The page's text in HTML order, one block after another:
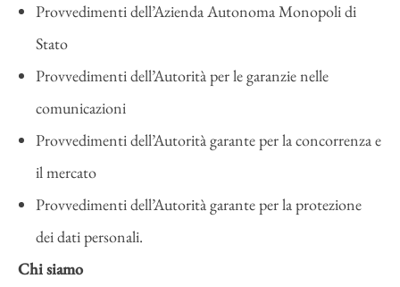
Provvedimenti dell’Azienda Autonoma Monopoli di
Stato
Provvedimenti dell’Autorità per le garanzie nelle
comunicazioni
Provvedimenti dell’Autorità garante per la concorrenza e
il mercato
Provvedimenti dell’Autorità garante per la protezione
dei dati personali.
Chi siamo